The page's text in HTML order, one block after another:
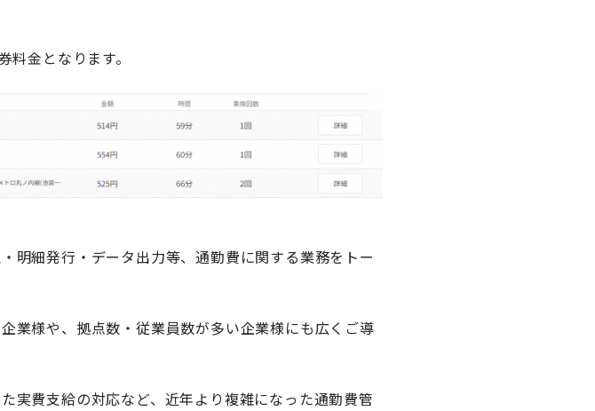
金となります。
明細発行・データ出力等、通勤費に関する業務をトー
業様や、拠点数・従業員数が多い企業様にも広くご導
実費支給の対応など、近年より複雑になった通勤費管